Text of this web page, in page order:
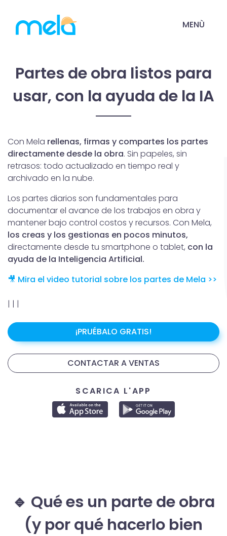
MENÙ
Partes de obra listos para
usar, con la ayuda de la IA
Con Mela rellenas, firmas y compartes los partes
directamente desde la obra. Sin papeles, sin
retrasos: todo actualizado en tiempo real y
archivado en la nube.
Los partes diarios son fundamentales para
documentar el avance de los trabajos en obra y
mantener bajo control costos y recursos. Con Mela,
los creas y los gestionas en pocos minutos,
directamente desde tu smartphone o tablet, con la
ayuda de la Inteligencia Artificial.
🎥 Mira el video tutorial sobre los partes de Mela >>
| | |
¡PRUÉBALO GRATIS!
CONTACTAR A VENTAS
SCARICA L'APP
🔹 Qué es un parte de obra
(y por qué hacerlo bien